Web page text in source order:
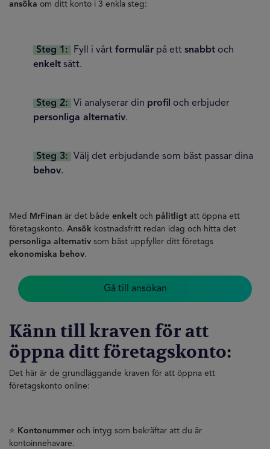
ansöka om ditt konto i 3 enkla steg:
Steg 1: Fyll i vårt formulär på ett snabbt och
enkelt sätt.
Steg 2: Vi analyserar din profil och erbjuder
personliga alternativ.
Steg 3:
Välj det erbjudande som bäst passar dina
behov.
Med MrFinan är det både enkelt och pålitligt att öppna ett
företagskonto. Ansök kostnadsfritt redan idag och hitta det
personliga alternativ som bäst uppfyller ditt företags
ekonomiska behov.
Gå till ansökan
Känn till kraven för att
öppna ditt företagskonto:
Det här är de grundläggande kraven för att öppna ett
företagskonto online:
⭐ Kontonummeroch intyg som bekräftar att du är
kontoinnehavare.